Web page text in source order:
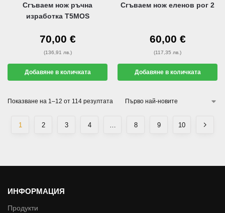
Сгъваем нож ръчна
изработка T5MOS
70,00 €
(136,91 лв.)
Добавяне в количката
Сгъваем нож еленов рог 2
60,00 €
(117,35 лв.)
Добавяне в количката
Показване на 1–12 от 114 резултата
1 2 3 4 8 9 10
ИНФОРМАЦИЯ
Продукти